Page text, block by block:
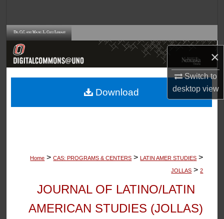
×
Switch to
desktopview
Browse Collections
About
Home > CAS: PROGRAMS & CENTERS > LATIN AMER STUDIES >
JOLLAS > 2
JOURNAL OF LATINO/LATIN
AMERICAN STUDIES (JOLLAS)
Download